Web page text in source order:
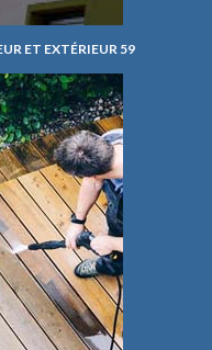
ET EXTÉRIEUR 59